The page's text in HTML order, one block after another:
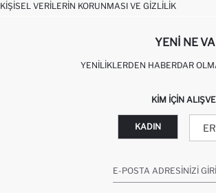
KIŞISEL VERILERIN KORUNMASI VE GIZLILIK
YENI NE
YENILIKLERDEN HABERDAR
KIM IÇIN
KADIN
E-POSTA ADRESINIZI